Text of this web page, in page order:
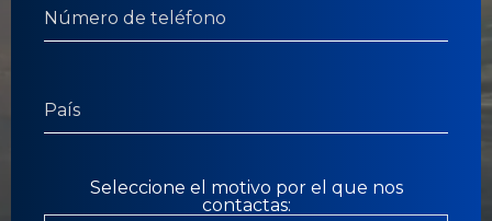
Seleccione el motivo por el que nos
contactas: